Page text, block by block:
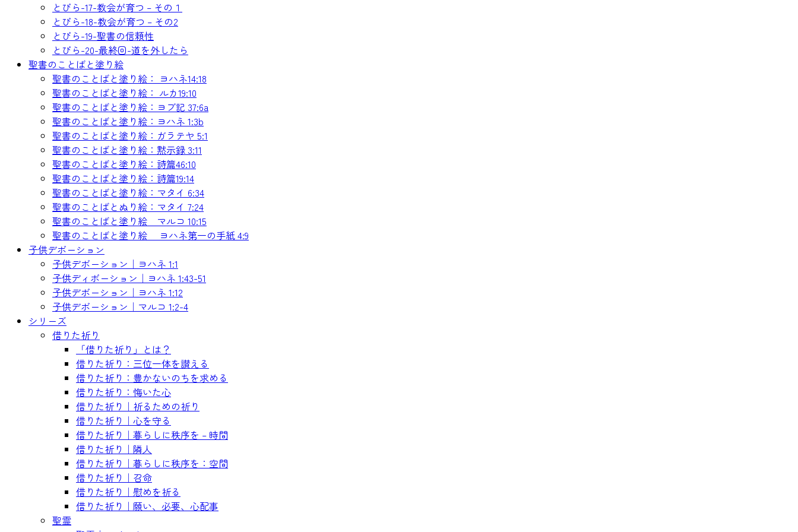
とびら-17-教会が育つ – その１
とびら-18-教会が育つ – その2
とびら-19-聖書の信頼性
とびら-20-最終回-道を外したら
聖書のことばと塗り絵
聖書のことばと塗り絵： ヨハネ14:18
聖書のことばと塗り絵： ルカ19:10
聖書のことばと塗り絵：ヨブ記 37:6a
聖書のことばと塗り絵：ヨハネ 1:3b
聖書のことばと塗り絵：ガラテヤ 5:1
聖書のことばと塗り絵：黙示録 3:11
聖書のことばと塗り絵：詩篇46:10
聖書のことばと塗り絵：詩篇19:14
聖書のことばと塗り絵：マタイ 6:34
聖書のことばとぬり絵：マタイ 7:24
聖書のことばと塗り絵 マルコ 10:15
聖書のことばと塗り絵 ヨハネ第一の手紙 4:9
子供デボーション
子供デボーション｜ヨハネ 1:1
子供ディボーション｜ヨハネ 1:43-51
子供デボーション｜ヨハネ 1:12
子供デボーション｜マルコ 1:2-4
シリーズ
借りた祈り
「借りた祈り」とは？
借りた祈り：三位一体を讃える
借りた祈り：豊かないのちを求める
借りた祈り：悔いた心
借りた祈り｜祈るための祈り
借りた祈り｜心を守る
借りた祈り｜暮らしに秩序を – 時間
借りた祈り｜隣人
借りた祈り｜暮らしに秩序を：空間
借りた祈り｜召命
借りた祈り｜慰めを祈る
借りた祈り｜願い、必要、心配事
聖霊